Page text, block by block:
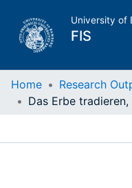
University of
FIS
Home
Home Research